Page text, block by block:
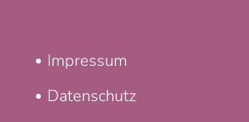
Impressum
Datenschutz